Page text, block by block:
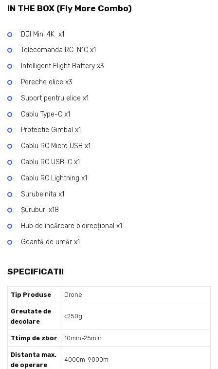
IN THE BOX (Fly More Combo)
DJI Mini 4K x1
Telecomanda RC-N1C x1
Intelligent Flight Battery x3
Pereche elice x3
Suport pentru elice x1
Cablu Type-C x1
Protectie Gimbal x1
Cablu RC Micro USB x1
Cablu RC USB-C x1
Cablu RC Lightning x1
Surubelnita x1
Șuruburi x18
Hub de încărcare bidirecțional x1
Geantă de umăr x1
SPECIFICATII
Tip Produse Drone
Greutate de
decolare
<250g
Ttimp de zbor 10min-25min
Distanta max.
de operare
4000m-9000m